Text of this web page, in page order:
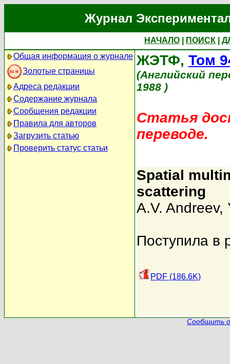
Журнал
НАЧАЛО ПОИСК
Общая информация о журнале
Золотые страницы
Адреса редакции
Содержание журнала
Сообщения редакции
Правила для авторов
Загрузить статью
Проверить статус статьи
ЖЭТФ, Том
(Английский
1988 )
Статья
переводе.
Spatial
scattering
A.V. Andreev,
Поступила в
PDF (186.6K)
Сообщить о